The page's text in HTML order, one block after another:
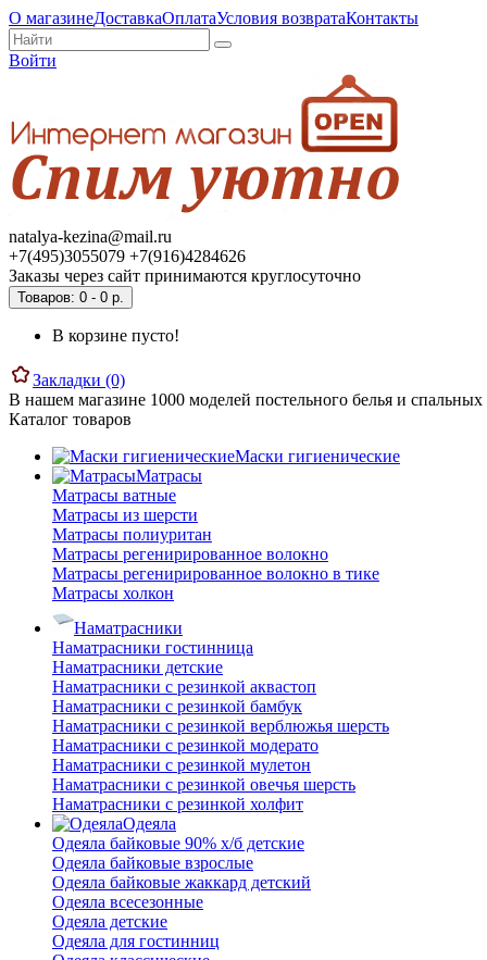
О магазинеДоставкаОплатаУсловия возвратаКонтакты
Войти
natalya-kezina@mail.ru
+7(495)3055079 +7(916)4284626
Заказы через сайт принимаются круглосуточно
Товаров: 0 - 0 р.
В корзине пусто!
Закладки (0)
В нашем магазине 1000 моделей постельного белья и
Каталог товаров
Маски гигиенические
Матрасы
Матрасы ватные
Матрасы из шерсти
Матрасы полиуритан
Матрасы регенирированное волокно
Матрасы регенирированное волокно в тике
Матрасы холкон
Наматрасники
Наматрасники гостинница
Наматрасники детские
Наматрасники с резинкой аквастоп
Наматрасники с резинкой бамбук
Наматрасники с резинкой верблюжья шерсть
Наматрасники с резинкой модерато
Наматрасники с резинкой мулетон
Наматрасники с резинкой овечья шерсть
Наматрасники с резинкой холфит
Одеяла
Одеяла байковые 90% х/б детские
Одеяла байковые взрослые
Одеяла байковые жаккард детский
Одеяла всесезонные
Одеяла детские
Одеяла для гостинниц